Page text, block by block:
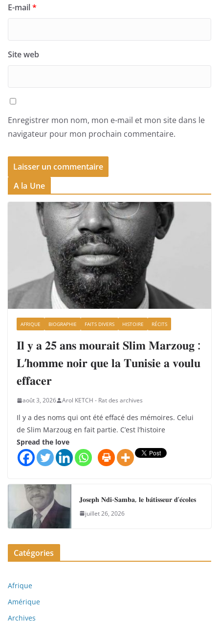
E-mail*
Site web
Enregistrer mon nom, mon e-mail et mon site dans le
navigateur pour mon prochain commentaire.
A la Une
AFRIQUE BIOGRAPHIE FAITS DIVERS HISTOIRE RÉCITS
𝐈𝐥 𝐲 𝐚 𝟐𝟓 𝐚𝐧𝐬 𝐦𝐨𝐮𝐫𝐚𝐢𝐭 𝐒𝐥𝐢𝐦 𝐌𝐚𝐫𝐳𝐨𝐮𝐠 :
𝐋’𝐡𝐨𝐦𝐦𝐞 𝐧𝐨𝐢𝐫 𝐪𝐮𝐞 𝐥𝐚 𝐓𝐮𝐧𝐢𝐬𝐢𝐞 𝐚 𝐯𝐨𝐮𝐥𝐮
𝐞𝐟𝐟𝐚𝐜𝐞𝐫
août 3, 2026 Arol KETCH - Rat des archives
Il y a des noms qui ont été effacé des mémoires. Celui
de Slim Marzoug en fait partie. C’est l’histoire
Spread the love
𝐉𝐨𝐬𝐞𝐩𝐡 𝐍𝐝𝐢-𝐒𝐚𝐦𝐛𝐚, 𝐥𝐞 𝐛𝐚̂𝐭𝐢𝐬𝐬𝐞𝐮𝐫 𝐝’𝐞́𝐜𝐨𝐥𝐞𝐬
juillet 26, 2026
Catégories
Afrique
Amérique
Archives